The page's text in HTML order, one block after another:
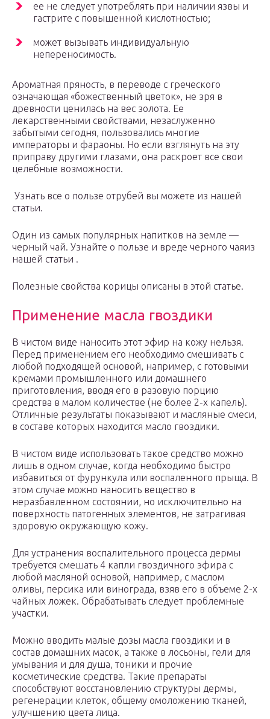
ее не следует употреблять при наличии язвы и
гастрите с повышенной кислотностью;
может вызывать индивидуальную
непереносимость.
Ароматная пряность, в переводе с греческого
означающая «божественный цветок», не зря в
древности ценилась на вес золота. Ее
лекарственными свойствами, незаслуженно
забытыми сегодня, пользовались многие
императоры и фараоны. Но если взглянуть на эту
приправу другими глазами, она раскроет все свои
целебные возможности.
Узнать все о пользе отрубей вы можете из нашей
статьи.
Один из самых популярных напитков на земле —
черный чай. Узнайте о пользе и вреде черного чаяиз
нашей статьи .
Полезные свойства корицы описаны в этой статье.
Применение масла гвоздики
В чистом виде наносить этот эфир на кожу нельзя.
Перед применением его необходимо смешивать с
любой подходящей основой, например, с готовыми
кремами промышленного или домашнего
приготовления, вводя его в разовую порцию
средства в малом количестве (не более 2-х капель).
Отличные результаты показывают и масляные смеси,
в составе которых находится масло гвоздики.
В чистом виде использовать такое средство можно
лишь в одном случае, когда необходимо быстро
избавиться от фурункула или воспаленного прыща. В
этом случае можно наносить вещество в
неразбавленном состоянии, но исключительно на
поверхность патогенных элементов, не затрагивая
здоровую окружающую кожу.
Для устранения воспалительного процесса дермы
требуется смешать 4 капли гвоздичного эфира с
любой масляной основой, например, с маслом
оливы, персика или винограда, взяв его в объеме 2-х
чайных ложек. Обрабатывать следует проблемные
участки.
Можно вводить малые дозы масла гвоздики и в
состав домашних масок, а также в лосьоны, гели для
умывания и для душа, тоники и прочие
косметические средства. Такие препараты
способствуют восстановлению структуры дермы,
регенерации клеток, общему омоложению тканей,
улучшению цвета лица.